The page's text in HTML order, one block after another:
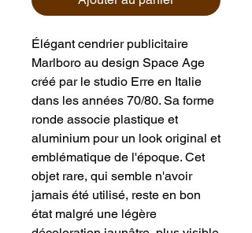
Élégant cendrier publicitaire
Marlboro au design Space Age
créé par le studio Erre en Italie
dans les années 70/80. Sa forme
ronde associe plastique et
aluminium pour un look original et
emblématique de l'époque. Cet
objet rare, qui semble n'avoir
jamais été utilisé, reste en bon
état malgré une légère